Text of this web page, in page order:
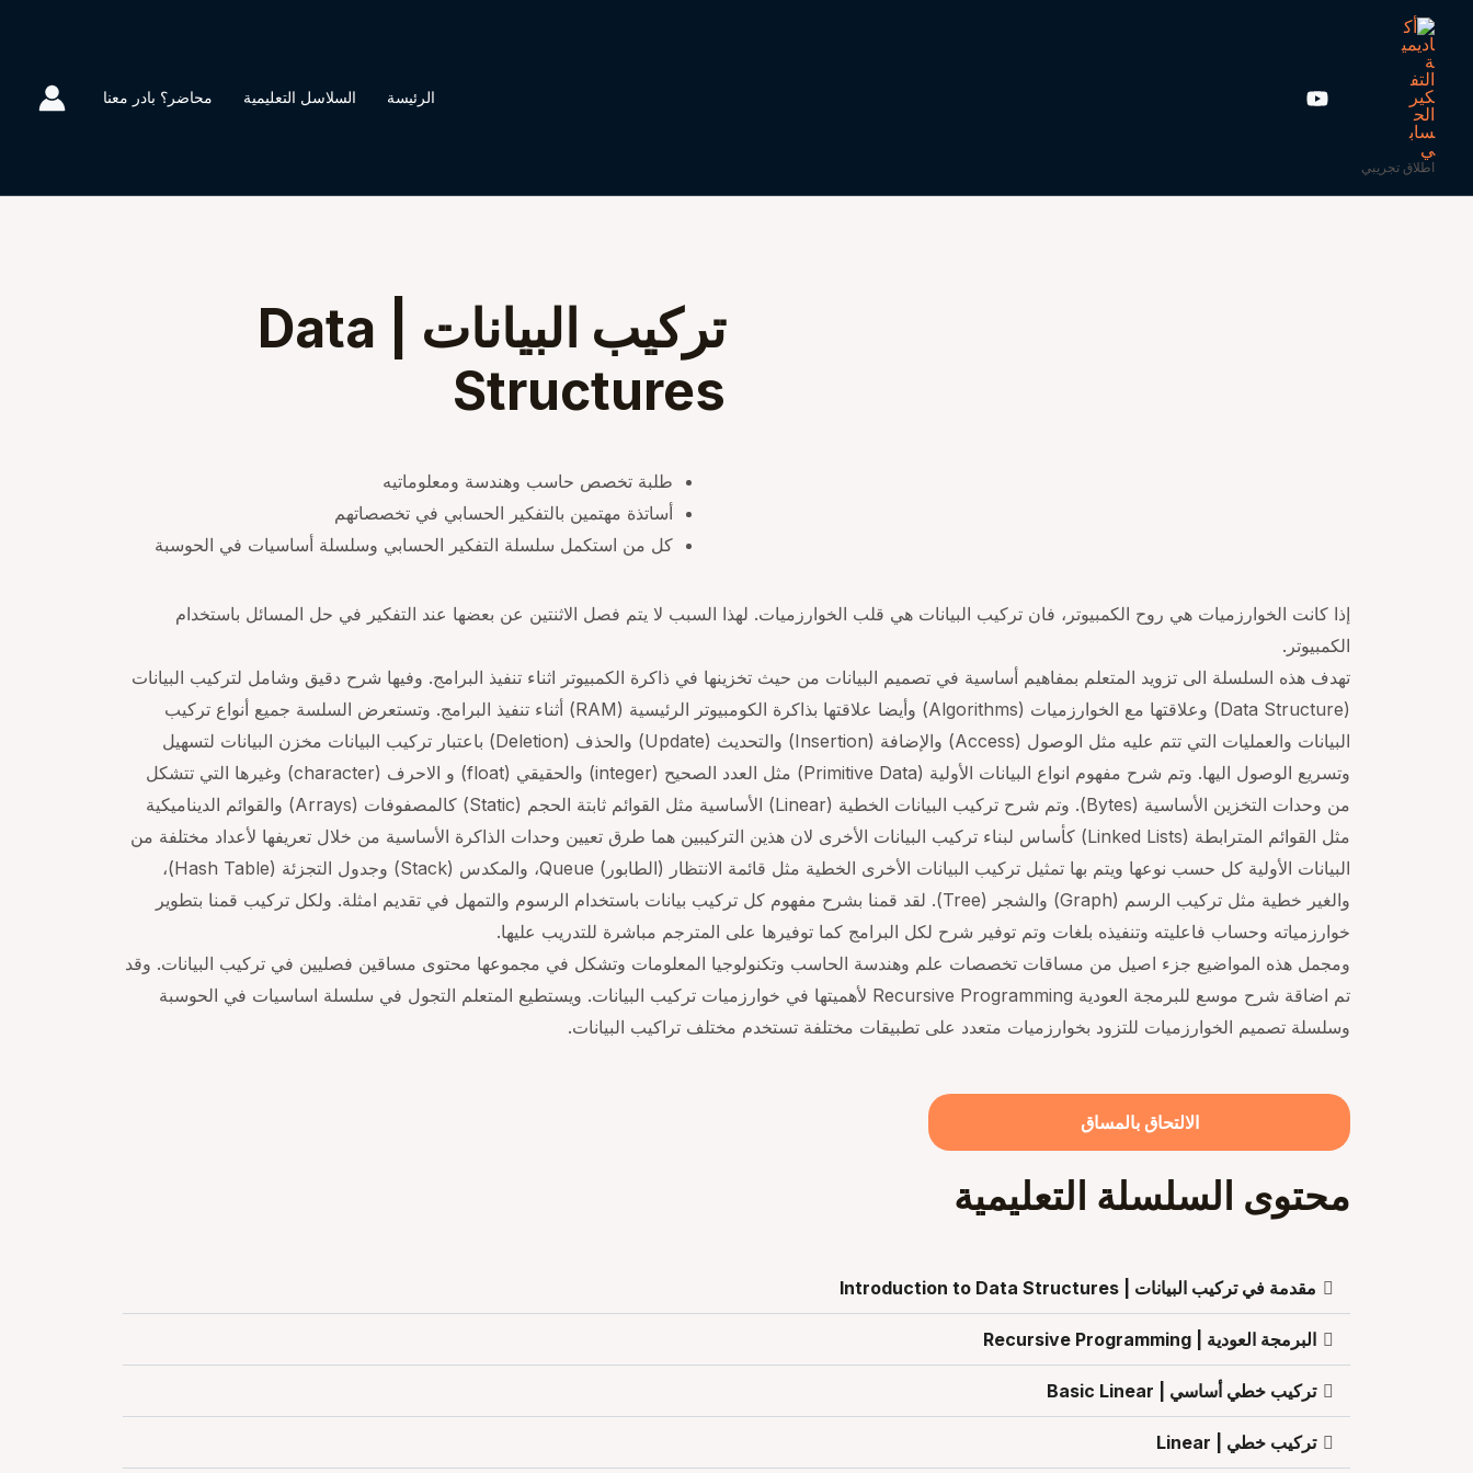
اطلاق تجريبي
الرئيسة السلاسل التعليمية محاضر؟ بادر معنا
تركيب البيانات | Data
Structures
طلبة تخصص حاسب وهندسة ومعلوماتيه
أساتذة مهتمين بالتفكير الحسابي في تخصصاتهم
كل من استكمل سلسلة التفكير الحسابي وسلسلة أساسيات في الحوسبة
إذا كانت الخوارزميات هي روح الكمبيوتر، فان تركيب البيانات هي قلب الخوارزميات. لهذا السبب لا يتم فصل الاثنتين عن بعضها عند التفكير في حل المسائل باستخدام
الكمبيوتر.
تهدف هذه السلسلة الى تزويد المتعلم بمفاهيم أساسية في تصميم البيانات من حيث تخزينها في ذاكرة الكمبيوتر اثناء تنفيذ البرامج. وفيها شرح دقيق وشامل لتركيب البيانات
(Data Structure) وعلاقتها مع الخوارزميات (Algorithms) وأيضا علاقتها بذاكرة الكومبيوتر الرئيسية (RAM) أثناء تنفيذ البرامج. وتستعرض السلسة جميع أنواع تركيب
البيانات والعمليات التي تتم عليه مثل الوصول (Access) والإضافة (Insertion) والتحديث (Update) والحذف (Deletion) باعتبار تركيب البيانات مخزن البيانات لتسهيل
وتسريع الوصول اليها. وتم شرح مفهوم انواع البيانات الأولية (Primitive Data) مثل العدد الصحيح (integer) والحقيقي (float) و الاحرف (character) وغيرها التي تتشكل
من وحدات التخزين الأساسية (Bytes). وتم شرح تركيب البيانات الخطية (Linear) الأساسية مثل القوائم ثابتة الحجم (Static) كالمصفوفات (Arrays) والقوائم الديناميكية
مثل القوائم المترابطة (Linked Lists) كأساس لبناء تركيب البيانات الأخرى لان هذين التركيبين هما طرق تعيين وحدات الذاكرة الأساسية من خلال تعريفها لأعداد مختلفة من
البيانات الأولية كل حسب نوعها ويتم بها تمثيل تركيب البيانات الأخرى الخطية مثل قائمة الانتظار (الطابور) Queue، والمكدس (Stack) وجدول التجزئة (Hash Table)،
والغير خطية مثل تركيب الرسم (Graph) والشجر (Tree). لقد قمنا بشرح مفهوم كل تركيب بيانات باستخدام الرسوم والتمهل في تقديم امثلة. ولكل تركيب قمنا بتطوير
خوارزمياته وحساب فاعليته وتنفيذه بلغات وتم توفير شرح لكل البرامج كما توفيرها على المترجم مباشرة للتدريب عليها.
ومجمل هذه المواضيع جزء اصيل من مساقات تخصصات علم وهندسة الحاسب وتكنولوجيا المعلومات وتشكل في مجموعها محتوى مساقين فصليين في تركيب البيانات. وقد
تم اضاقة شرح موسع للبرمجة العودية Recursive Programming لأهميتها في خوارزميات تركيب البيانات. ويستطيع المتعلم التجول في سلسلة اساسيات في الحوسبة
وسلسلة تصميم الخوارزميات للتزود بخوارزميات متعدد على تطبيقات مختلفة تستخدم مختلف تراكيب البيانات.
محتوى السلسلة التعليمية
مقدمة في تركيب البيانات | Introduction to Data Structures
البرمجة العودية | Recursive Programming
تركيب خطي أساسي | Basic Linear
تركيب خطي | Linear